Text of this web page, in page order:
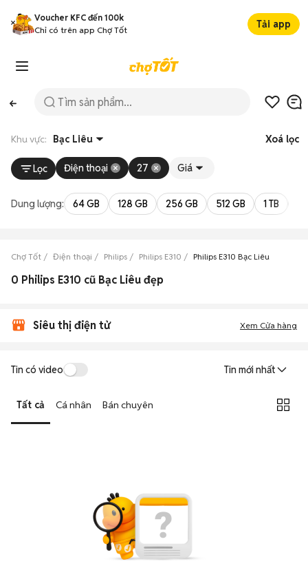
Voucher KFC đến 100k
Chỉ có trên app Chợ Tốt
Tải app
Khu vực: Bạc Liêu Xoá lọc
Lọc Điện thoại 27 Giá
Dung lượng: 64 GB 128 GB 256 GB 512 GB 1 TB
Chợ Tốt Điện thoại Philips Philips E310 Philips E310 Bạc Liêu
0 Philips E310 cũ Bạc Liêu đẹp
Siêu thị điện tử Xem Cửa hàng
Tin có video Tin mới nhất
Tất cả Cá nhân Bán chuyên